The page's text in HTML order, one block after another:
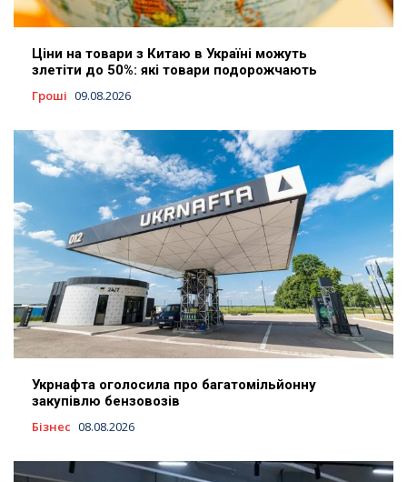
Ціни на товари з Китаю в Україні можуть
злетіти до 50%: які товари подорожчають
Гроші 09.08.2026
Укрнафта оголосила про багатомільйонну
закупівлю бензовозів
Бізнес 08.08.2026